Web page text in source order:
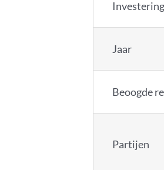
Investering
Jaar
Beoogde
Partijen